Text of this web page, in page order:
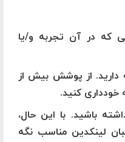
که در آن تجربه و/یا
دارید. از پوشش بیش از
کنید.
باشید. با این حال،
لینکدین مناسب نگه